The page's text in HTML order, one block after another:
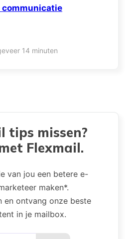
communicatie
14 minuten
tips missen?
Flexmail.
van jou een betere e-
maken*.
en ontvang onze beste
in je mailbox.